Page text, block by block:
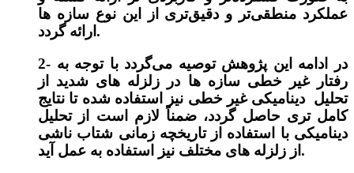
عملکرد منطقی‌تر و دقیق‌تری از این نوع سازه ها
ارائه گردد.
2- در ادامه این پژوهش توصیه می‌گردد با توجه به
رفتار غیر خطی سازه ها در زلزله های شدید از
تحلیل ‌دینامیکی غیر خطی نیز استفاده شده تا نتایج
کامل تری حاصل گردد، ضمناً لازم است از تحلیل
دینامیکی با استفاده از تاریخچه زمانی شتاب ناشی
از زلزله های مختلف نیز استفاده به عمل آید.